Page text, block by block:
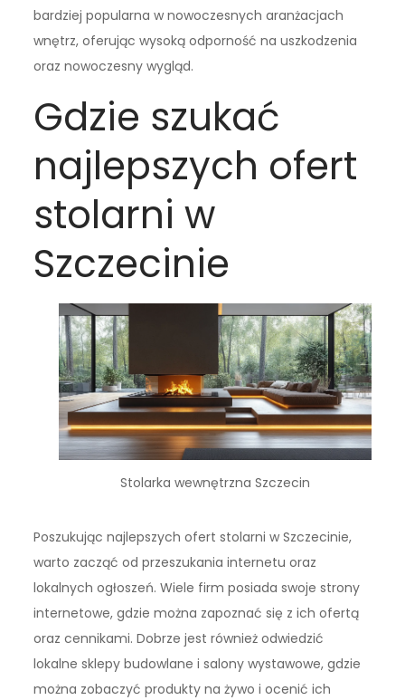
bardziej popularna w nowoczesnych aranżacjach
wnętrz, oferując wysoką odporność na uszkodzenia
oraz nowoczesny wygląd.
Gdzie szukać
najlepszych ofert
stolarni w
Szczecinie
Stolarka wewnętrzna Szczecin
Poszukując najlepszych ofert stolarni w Szczecinie,
warto zacząć od przeszukania internetu oraz
lokalnych ogłoszeń. Wiele firm posiada swoje strony
internetowe, gdzie można zapoznać się z ich ofertą
oraz cennikami. Dobrze jest również odwiedzić
lokalne sklepy budowlane i salony wystawowe, gdzie
można zobaczyć produkty na żywo i ocenić ich